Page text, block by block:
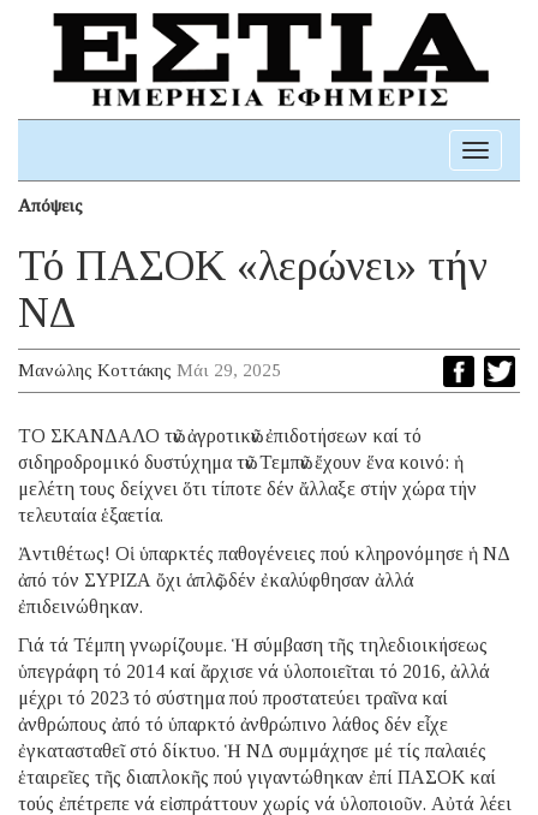
Toggle
Απόψεις
Τό ΠΑΣΟΚ «λερώνει» τήν
ΝΔ
Μανώλης Κοττάκης Μάι 29, 2025
ΤΟ ΣΚΑΝΔΑΛΟ τῶν ἀγροτικῶν ἐπιδοτήσεων καί τό
σιδηροδρομικό δυστύχημα τῶν Τεμπῶν ἔχουν ἕνα κοινό: ἡ
μελέτη τους δείχνει ὅτι τίποτε δέν ἄλλαξε στήν χώρα τήν
τελευταία ἑξαετία.
Ἀντιθέτως! Οἱ ὑπαρκτές παθογένειες πού κληρονόμησε ἡ ΝΔ
ἀπό τόν ΣΥΡΙΖΑ ὄχι ἁπλῶς δέν ἐκαλύφθησαν ἀλλά
ἐπιδεινώθηκαν.
Γιά τά Τέμπη γνωρίζουμε. Ἡ σύμβαση τῆς τηλεδιοικήσεως
ὑπεγράφη τό 2014 καί ἄρχισε νά ὑλοποιεῖται τό 2016, ἀλλά
μέχρι τό 2023 τό σύστημα πού προστατεύει τραῖνα καί
ἀνθρώπους ἀπό τό ὑπαρκτό ἀνθρώπινο λάθος δέν εἶχε
ἐγκατασταθεῖ στό δίκτυο. Ἡ ΝΔ συμμάχησε μέ τίς παλαιές
ἑταιρεῖες τῆς διαπλοκῆς πού γιγαντώθηκαν ἐπί ΠΑΣΟΚ καί
τούς ἐπέτρεπε νά εἰσπράττουν χωρίς νά ὑλοποιοῦν. Αὐτά λέει